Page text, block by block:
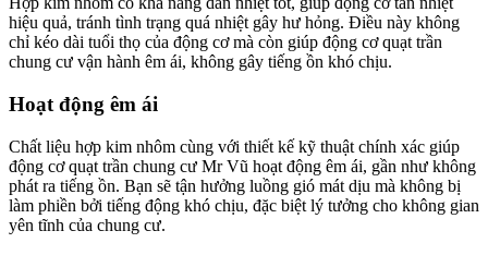
hiệu quả, tránh tình trạng quá nhiệt gây hư hỏng. Điều này không
chỉ kéo dài tuổi thọ của động cơ mà còn giúp động cơ quạt trần
chung cư vận hành êm ái, không gây tiếng ồn khó chịu.
Hoạt động êm ái
Chất liệu hợp kim nhôm cùng với thiết kế kỹ thuật chính xác giúp
động cơ quạt trần chung cư Mr Vũ hoạt động êm ái, gần như không
phát ra tiếng ồn. Bạn sẽ tận hưởng luồng gió mát dịu mà không bị
làm phiền bởi tiếng động khó chịu, đặc biệt lý tưởng cho không gian
yên tĩnh của chung cư.